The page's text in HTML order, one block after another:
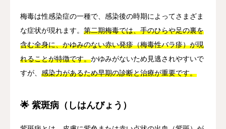
梅毒は性感染症の一種で、感染後の時期によってさまざま
な症状が現れます。 第二期梅毒では、手のひらや足の裏を
含む全身に、かゆみのない赤い発疹（梅毒性バラ疹）が現
れることが特徴です。かゆみがないため見逃されやすいで
すが、 感染力があるため早期の診断と治療が重要です。
🌟 紫斑病（しはんびょう）